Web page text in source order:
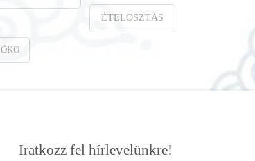
ÉTELOSZTÁS
ÖKO
Iratkozz fel hírlevelünkre!